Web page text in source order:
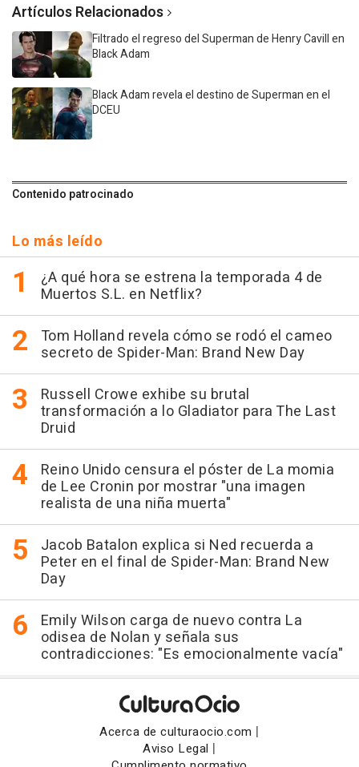
Artículos Relacionados
Filtrado el regreso del Superman de Henry Cavill en
Black Adam
Black Adam revela el destino de Superman en el
DCEU
Contenido patrocinado
Lo más leído
¿A qué hora se estrena la temporada 4 de
Muertos S.L. en Netflix?
Tom Holland revela cómo se rodó el cameo
secreto de Spider-Man: Brand New Day
Russell Crowe exhibe su brutal
transformación a lo Gladiator para The Last
Druid
Reino Unido censura el póster de La momia
de Lee Cronin por mostrar "una imagen
realista de una niña muerta"
Jacob Batalon explica si Ned recuerda a
Peter en el final de Spider-Man: Brand New
Day
Emily Wilson carga de nuevo contra La
odisea de Nolan y señala sus
contradicciones: "Es emocionalmente vacía"
Acerca de culturaocio.com |
Aviso Legal |